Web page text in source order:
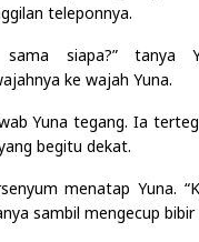
teleponnya.
sama siapa?” tanya
ke wajah Yuna.
Yuna tegang. Ia
begitu dekat.
menatap Yuna.
sambil mengecup bibir